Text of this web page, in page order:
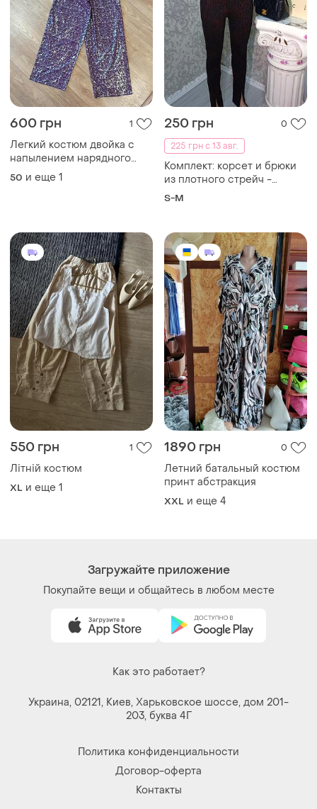
600 грн 1
Легкий костюм двойка с
напылением нарядного
бренда appleline размер
50 и еще 1
250 грн
0
225 грн с 13 авг.
Комплект: корсет и брюки
из плотного стрейч -
хлопок
S-M
550 грн 1
Літній костюм
XL и еще 1
1890 грн 0
Летний батальный костюм
принт абстракция
XXL и еще 4
Загружайте приложение
Покупайте вещи и общайтесь в любом месте
Как это работает?
Украина, 02121, Киев, Харьковское шоссе, дом 201-
203, буква 4Г
Политика конфиденциальности
Договор-оферта
Контакты